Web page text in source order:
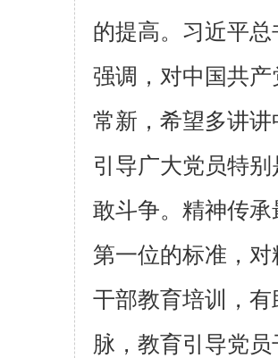
的提高。习近平
强调，对中国共
常新，希望多讲
引导广大党员特
敢斗争。精神传
第一位的标准，
干部教育培训，
脉，教育引导党